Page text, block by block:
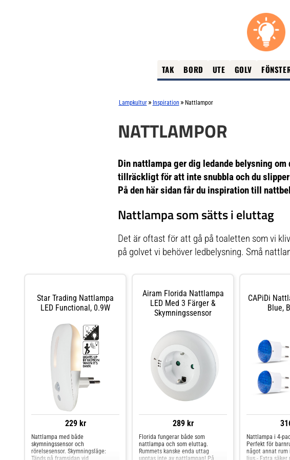
TAK BORD UTE GOLV
Lampkultur » Inspiration » Nattlampor
NATTLAMPOR
Din nattlampa ger dig ledande belysning
tillräckligt för att inte snubbla och du
På den här sidan får du inspiration till
Nattlampa som sätts i eluttag
Det är oftast för att gå på toaletten som vi
på golvet vi behöver ledbelysning. Små
Star Trading Nattlampa
LED Functional, 0.9W
229 kr
Nattlampa med både
skymningssensor och
rörelsesensor. Skymningsläge:
Tänds på framsidan vid
Airam Florida Nattlampa
LED Med 3 Färger &
Skymningssensor
289 kr
Florida fungerar både som
nattlampa och som eluttag.
Rummets kanske enda uttag
upptas inte av nattlampan! På
CAPiDi
Blue,
Nattlampa i 4-
Perfekt för
något annat rum
ljus.- Extra säker